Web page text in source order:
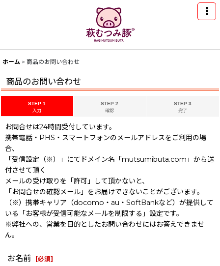
ホーム > 商品のお問い合わせ
商品のお問い合わせ
STEP 1
入力
STEP 2
確認
STEP 3
完了
お問合せは24時間受付しています。
携帯電話・PHS・スマートフォンのメールアドレスをご利用の場
合、
「受信設定（※）」にてドメイン名「mutsumibuta.com」から送
付させて頂く
メールの受け取りを「許可」して頂かないと、
「お問合せの確認メール」をお届けできないことがございます。
（※）携帯キャリア（docomo・au・SoftBankなど）が提供して
いる「お客様が受信可能なメールを制限する」設定です。
※弊社への、営業を目的としたお問い合わせにはお答えできませ
ん。
お名前 [必須]